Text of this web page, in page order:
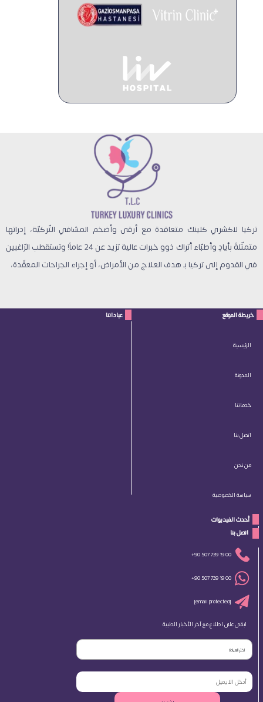
تركيا لاكشري كلينك متعاقدة مع أرقى وأضخم المشافي التّركيّة، إدراتها
متمثّلةً بأيادٍ وأطبّاء أتراك ذوو خبرات عالية تزيد عن 24 عاماً! وتستقطب الرّاغبين
في القدوم إلى تركيا بـ هدف العلاج من الأمراض، أو إجراء الجراحات المعقّدة،
خريطة الموقع
الرئيسية
المدونة
خدماتنا
اتصل بنا
من نحن
سياسة الخصوصية
عياداتنا
أحدث الفيديوات
اتصل بنا
+90 507 739 19 00
+90 507 739 19 00
[email protected]
ابقى على اطلاع مع آخر الأخبار الطبية
اختر العيادة